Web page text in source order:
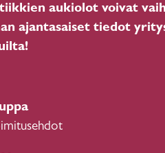
aukiolot voivat
ajantasaiset tiedot